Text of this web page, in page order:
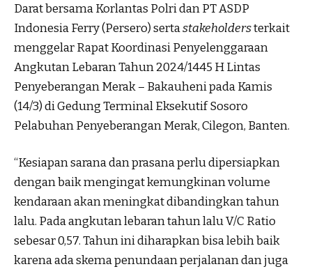
Darat bersama Korlantas Polri dan PT ASDP
Indonesia Ferry (Persero) sertastakeholdersterkait
menggelar Rapat Koordinasi Penyelenggaraan
Angkutan Lebaran Tahun 2024/1445 H Lintas
Penyeberangan Merak – Bakauheni pada Kamis
(14/3) di Gedung Terminal Eksekutif Sosoro
Pelabuhan Penyeberangan Merak, Cilegon, Banten.
“Kesiapan sarana dan prasana perlu dipersiapkan
dengan baik mengingat kemungkinan volume
kendaraan akan meningkat dibandingkan tahun
lalu. Pada angkutan lebaran tahun lalu V/C Ratio
sebesar 0,57. Tahun ini diharapkan bisa lebih baik
karena ada skema penundaan perjalanan dan juga